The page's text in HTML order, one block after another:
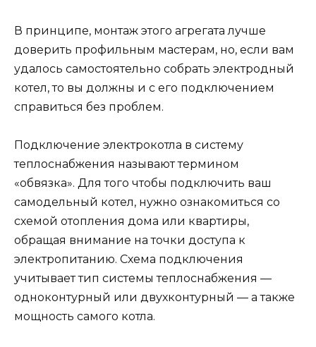
В принципе, монтаж этого агрегата лучше
доверить профильным мастерам, но, если вам
удалось самостоятельно собрать электродный
котел, то вы должны и с его подключением
справиться без проблем.
Подключение электрокотла в систему
теплоснабжения называют термином
«обвязка». Для того чтобы подключить ваш
самодельный котел, нужно ознакомиться со
схемой отопления дома или квартиры,
обращая внимание на точки доступа к
электропитанию. Схема подключения
учитывает тип системы теплоснабжения —
одноконтурный или двухконтурный — а также
мощность самого котла.